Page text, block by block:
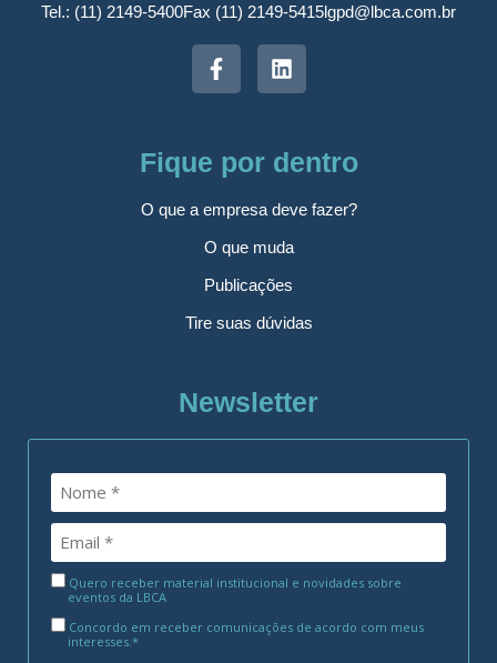
Tel.: (11) 2149-5400Fax (11) 2149-5415lgpd@lbca.com.br
Fique por dentro
O que a empresa deve fazer?
O que muda
Publicações
Tire suas dúvidas
Newsletter
Quero receber material institucional e novidades sobre
eventos da LBCA
Concordo em receber comunicações de acordo com meus
interesses.*